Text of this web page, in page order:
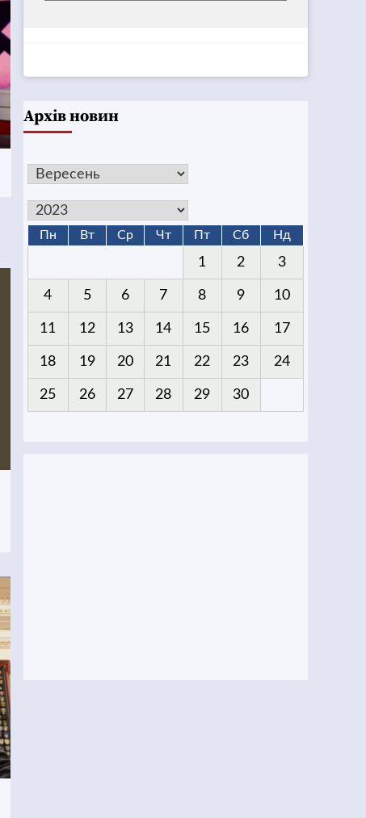
Архів новин
Пн Вт Ср Чт Пт Сб Нд
1 2 3
4 5 6 7 8 9 10
11 12 13 14 15 16 17
18 19 20 21 22 23 24
25 26 27 28 29 30